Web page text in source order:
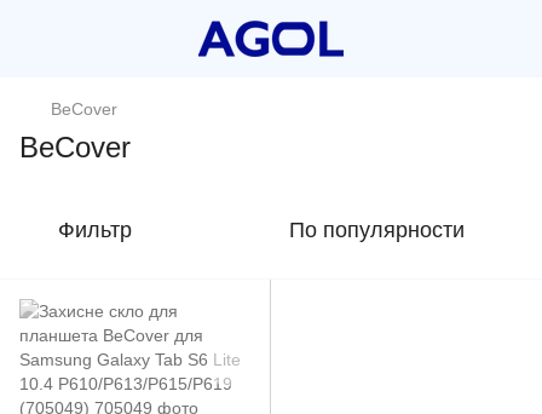
BeCover
BeCover
Фильтр По популярности